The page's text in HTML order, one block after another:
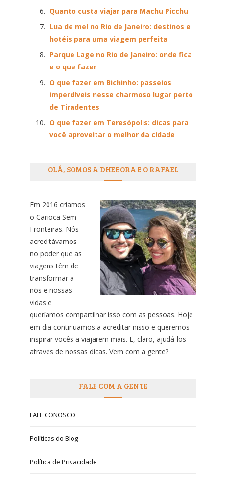
Quanto custa viajar para Machu Picchu
Lua de mel no Rio de Janeiro: destinos e
hotéis para uma viagem perfeita
Parque Lage no Rio de Janeiro: onde fica
e o que fazer
O que fazer em Bichinho: passeios
imperdíveis nesse charmoso lugar perto
de Tiradentes
O que fazer em Teresópolis: dicas para
você aproveitar o melhor da cidade
OLÁ, SOMOS A DHEBORA E O RAFAEL
Em 2016 criamos
o Carioca Sem
Fronteiras. Nós
acreditávamos
no poder que as
viagens têm de
transformar a
nós e nossas
vidas e
queríamos compartilhar isso com as pessoas. Hoje
em dia continuamos a acreditar nisso e queremos
inspirar vocês a viajarem mais. E, claro, ajudá-los
através de nossas dicas. Vem com a gente?
FALE COM A GENTE
FALE CONOSCO
Políticas do Blog
Política de Privacidade